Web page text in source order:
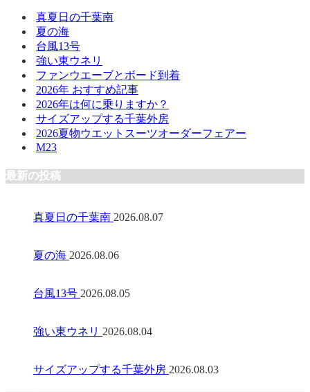
真夏日の千葉南
夏の海
台風13号
強い東ウネリ
ファンウエーブとボード到着
2026年 おすすめ記事
2026年は何に乗りますか？
サイズアップする千葉外房
2026夏物ウエットスーツオーダーフェアー
M23
最新の投稿
真夏日の千葉南 2026.08.07
夏の海 2026.08.06
台風13号 2026.08.05
強い東ウネリ 2026.08.04
サイズアップする千葉外房 2026.08.03